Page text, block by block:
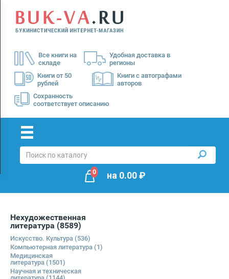
Все книги на
складе
Удобная доставка в
регионы
Книги от 50
рублей
Книги с автографами
авторов
Сохранность
соответствует описанию
Menu
Доставка
Оплата
0 на 0.00₽
Нехудожественная
литература (8589)
Искусство. Культура (536)
Компьютерная литература (1)
Медицинская
литература (1501)
Научная и техническая